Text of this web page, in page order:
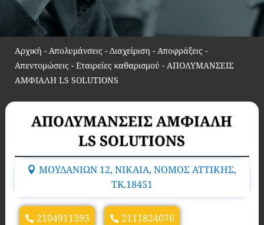
Αρχική - Απολυμάνσεις - Διαχείριση - Αποφράξεις -
Απεντομώσεις - Εταιρείες καθαρισμού - ΑΠΟΛΥΜΑΝΣΕΙΣ
ΑΜΦΙΑΛΗ LS SOLUTIONS
ΑΠΟΛΥΜΑΝΣΕΙΣ ΑΜΦΙΑΛΗ
LS SOLUTIONS
ΜΟΥΔΑΝΙΩΝ 12, ΝΙΚΑΙΑ, ΝΟΜΟΣ ΑΤΤΙΚΗΣ,
TK.18451
2104911393 2111824076